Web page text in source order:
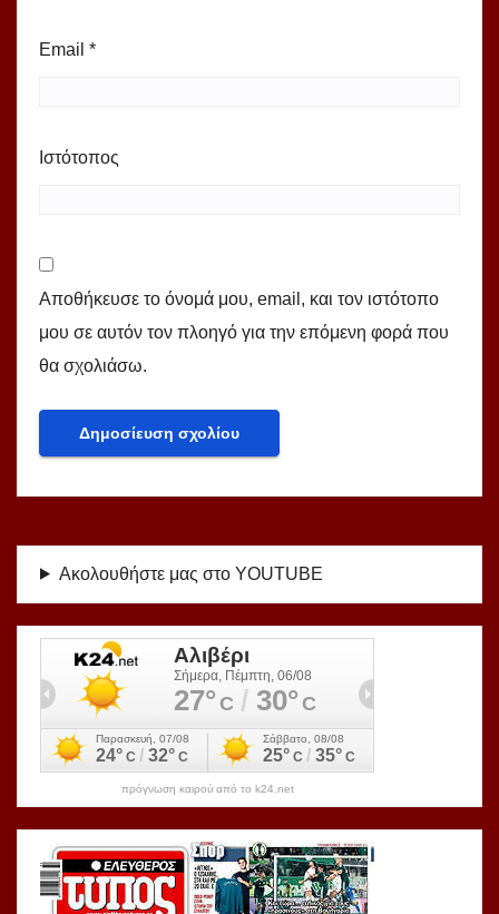
Email *
Ιστότοπος
Αποθήκευσε το όνομά μου, email, και τον ιστότοπο
μου σε αυτόν τον πλοηγό για την επόμενη φορά που
θα σχολιάσω.
Ακολουθήστε μας στο YOUTUBE
πρόγνωση καιρού από το k24.net